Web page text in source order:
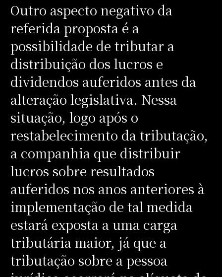
Outro aspecto negativo da
referida proposta é a
possibilidade de tributar a
distribuição dos lucros e
dividendos auferidos antes da
alteração legislativa. Nessa
situação, logo após o
restabelecimento da tributação,
a companhia que distribuir
lucros sobre resultados
auferidos nos anos anteriores à
implementação de tal medida
estará exposta a uma carga
tributária maior, já que a
tributação sobre a pessoa